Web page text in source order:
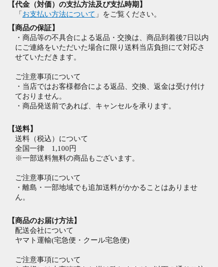
【代金（対価）の支払方法及び支払時期】
「 お支払い方法について 」をご覧ください。
【商品の保証】
・商品等の不具合による返品・交換は、商品到着後7日以内
にご連絡をいただいた場合に限り送料当店負担にて対応さ
せていただきます。
ご注意事項について
・当店ではお客様都合による返品、交換、返金は受け付け
ておりません。
・商品発送前であれば、キャンセルを承ります。
【送料】
送料（税込）について
全国一律 1,100円
※一部送料無料の商品もございます。
ご注意事項について
・離島・一部地域でも追加送料がかかることはありませ
ん。
【商品のお届け方法】
配送会社について
ヤマト運輸(宅急便・クール宅急便)
ご注意事項について